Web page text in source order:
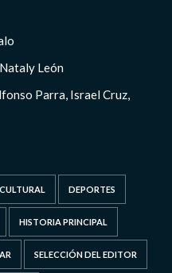
León
Parra, Israel Cruz,
CULTURAL DEPORTES
HISTORIA PRINCIPAL
SELECCIÓN DEL EDITOR